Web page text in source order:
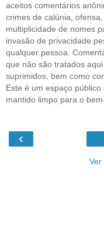
aceitos comentários
crimes de calúnia,
multiplicidade de nomes
invasão de privacidade
qualquer pessoa.
que não são tratados
suprimidos, bem como
Este é um espaço
mantido limpo para o
‹
Ver